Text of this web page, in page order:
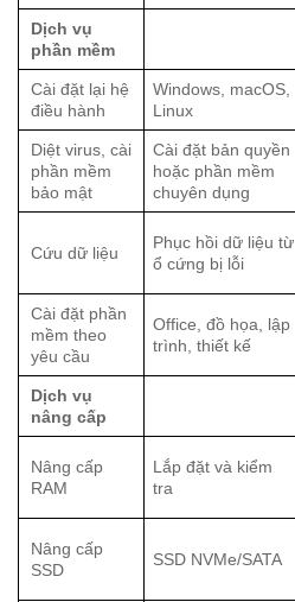
Dịch vụ
phần mềm
Cài đặt lại hệ
điều hành
Windows, macOS,
Linux
Diệt virus, cài
phần mềm
bảo mật
Cài đặt bản quyền
hoặc phần mềm
chuyên dụng
Cứu dữ liệu
Phục hồi dữ liệu từ
ổ cứng bị lỗi
Cài đặt phần
mềm theo
yêu cầu
Office, đồ họa, lập
trình, thiết kế
Dịch vụ
nâng cấp
Nâng cấp
RAM
Lắp đặt và kiểm
tra
Nâng cấp
SSD
SSD NVMe/SATA